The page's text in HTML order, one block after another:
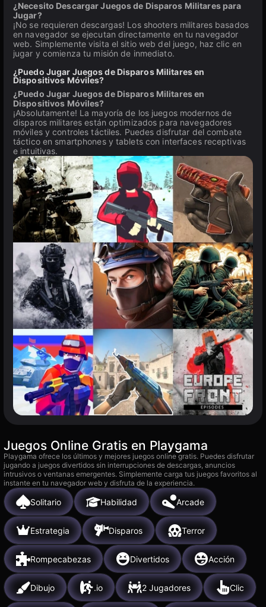
¿Necesito Descargar Juegos de Disparos Militares para
Jugar?
¡No se requieren descargas! Los shooters militares basados
en navegador se ejecutan directamente en tu navegador
web. Simplemente visita el sitio web del juego, haz clic en
jugar y comienza tu misión de inmediato.
¿Puedo Jugar Juegos de Disparos Militares en
Dispositivos Móviles?
¿Puedo Jugar Juegos de Disparos Militares en
Dispositivos Móviles?
¡Absolutamente! La mayoría de los juegos modernos de
disparos militares están optimizados para navegadores
móviles y controles táctiles. Puedes disfrutar del combate
táctico en smartphones y tablets con interfaces receptivas
e intuitivas.
Juegos Online Gratis en Playgama
Playgama ofrece los últimos y mejores juegos online gratis. Puedes disfrutar
jugando a juegos divertidos sin interrupciones de descargas, anuncios
intrusivos o ventanas emergentes. Simplemente carga tus juegos favoritos al
instante en tu navegador web y disfruta de la experiencia.
Solitario Habilidad Arcade
Estrategia Disparos Terror
Rompecabezas Divertidos Acción
Dibujo .io 2 Jugadores Clic